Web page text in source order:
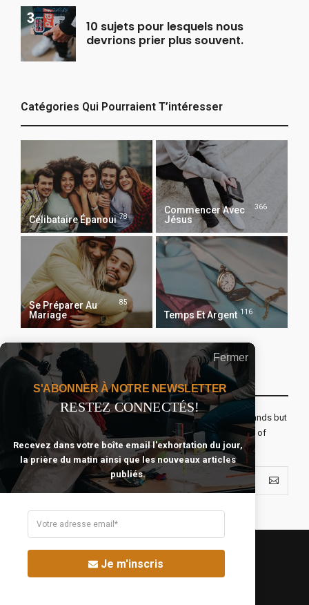
10 sujets pour lesquels nous
devrions prier plus souvent.
Catégories Qui Pourraient T’intéresser
Célibataire Épanoui 78
Commencer Avec
Jésus
366
Se Préparer Au
Mariage
85
Temps Et Argent 116
Recevoir Notre Newsletter Chaque Matin
The real voyage of discovery consists not in seeking new lands but
seeing with new eyes. All journeys have secret destinations of
which the traveler is unaware.
Fermer
S'ABONNER À NOTRE NEWSLETTER
RESTEZ CONNECTÉS!
Recevez dans votre boîte email l'exhortation du jour,
la prière du matin ainsi que les nouveaux articles
publiés.
Je m'inscris